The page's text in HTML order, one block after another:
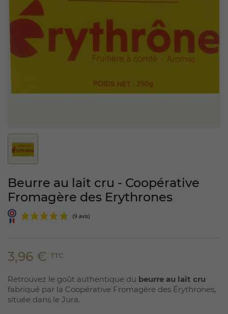
Beurre au lait cru - Coopérative
Fromagère des Erythrones
(9 avis)
3,96 € TTC
Retrouvez le goût authentique du beurre au lait cru
fabriqué par la Coopérative Fromagère des Érythrones,
située dans le Jura.